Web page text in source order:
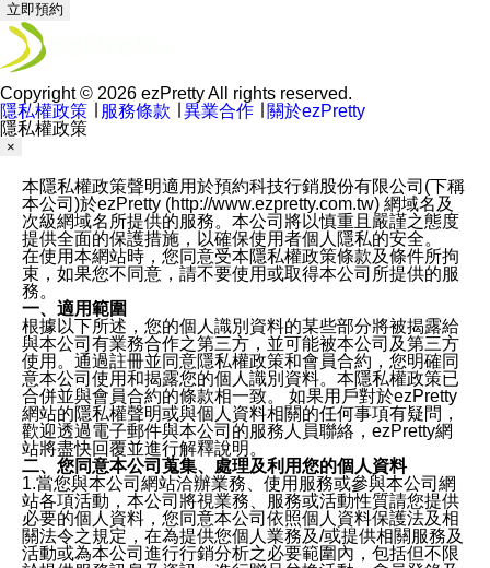
立即預約
Copyright © 2026 ezPretty All rights reserved.
隱私權政策
服務條款 異業合作
關於ezPretty
隱私權政策
×
本隱私權政策聲明適用於預約科技行銷股份有限公司(下稱
本公司)於ezPretty (http://www.ezpretty.com.tw) 網域名及
次級網域名所提供的服務。本公司將以慎重且嚴謹之態度
提供全面的保護措施，以確保使用者個人隱私的安全。
在使用本網站時，您同意受本隱私權政策條款及條件所拘
束，如果您不同意，請不要使用或取得本公司所提供的服
務。
一、適用範圍
根據以下所述，您的個人識別資料的某些部分將被揭露給
與本公司有業務合作之第三方，並可能被本公司及第三方
使用。通過註冊並同意隱私權政策和會員合約，您明確同
意本公司使用和揭露您的個人識別資料。本隱私權政策已
合併並與會員合約的條款相一致。 如果用戶對於ezPretty
網站的隱私權聲明或與個人資料相關的任何事項有疑問，
歡迎透過電子郵件與本公司的服務人員聯絡，ezPretty網
站將盡快回覆並進行解釋說明。
二、您同意本公司蒐集、處理及利用您的個人資料
1.當您與本公司網站洽辦業務、使用服務或參與本公司網
站各項活動，本公司將視業務、服務或活動性質請您提供
必要的個人資料，您同意本公司依照個人資料保護法及相
關法令之規定，在為提供您個人業務及/或提供相關服務及
活動或為本公司進行行銷分析之必要範圍內，包括但不限